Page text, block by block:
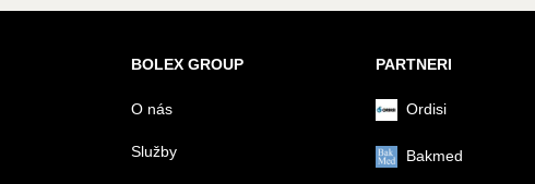
BOLEX GROUP
O nás
Služby
PARTNERI
Ordisi
Bakmed